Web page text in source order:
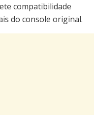
compatibilidade
do console original.